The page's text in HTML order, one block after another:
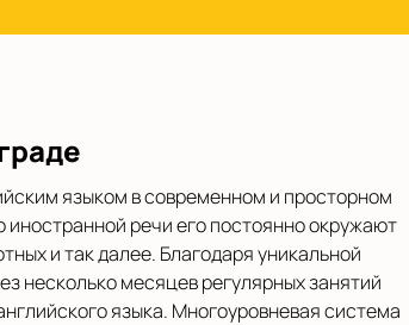
языком в современном и просторном
речи его постоянно окружают
и так далее. Благодаря уникальной
несколько месяцев регулярных занятий
языка. Многоуровневая система